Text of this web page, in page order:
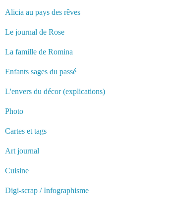
Alicia au pays des rêves
Le journal de Rose
La famille de Romina
Enfants sages du passé
L'envers du décor (explications)
Photo
Cartes et tags
Art journal
Cuisine
Digi-scrap / Infographisme